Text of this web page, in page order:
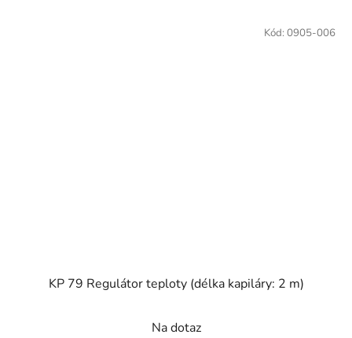
KP 79 Regulátor teploty (délka kapiláry: 2 m)
Na dotaz
Kód: 0905-006